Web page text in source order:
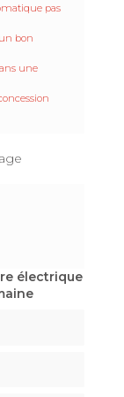
pas
bon
une
électrique